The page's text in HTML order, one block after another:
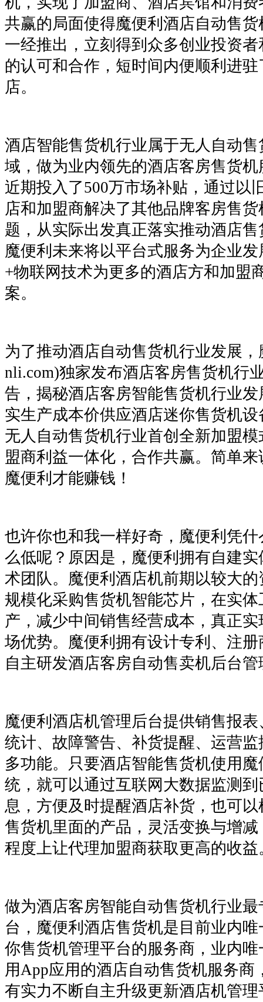
共赢的局面使得魔便利酒店自动售
一经推出，立刻得到众多创业投资
的认可和合作，短时间内便顺利进
店。
酒店智能售货机行业属于无人自动
域，做为业内领先的酒店客房售货
近期投入了500万市场补贴，通过以
店和加盟商解决了其他品牌客房售
题，从实际出发真正落实推动酒店
魔便利未来将以平台式服务为企业
+物联网技术为更多的酒店方和加盟
案。
为了推动酒店自动售货机行业发展，
nli.com)独家发布酒店客房售货机行
告，揭秘酒店客房智能售货机行业
实生产成本价供应酒店迷你售货机
无人自动售货机行业首创全新加盟
盟商利益一体化，合作共赢。简单
魔便利才能赚钱！
也许你也和我一样好奇，魔便利凭
么低呢？原因是，魔便利拥有自建
术团队。魔便利酒店机前期以较大
规模化采购售货机智能芯片，在实
产，减少中间销售经营成本，真正
场优势。魔便利拥有设计专利、注
自主研发酒店客房自动售卖机后台
魔便利酒店机管理后台提供销售报
统计、故障警告、补货提醒、运营
多功能。只要酒店智能售货机使用
统，就可以通过互联网大数据监测
息，方便及时提醒酒店补货，也可
售货机里面的产品，灵活变换与增
程度上让代理加盟商获取更高的收益
做为酒店客房智能自动售货机行业
台，魔便利酒店售货机是目前业内
你售货机管理平台的服务商，业内
用App应用的酒店自动售货机服务商
有实力不断自主升级更新酒店机管